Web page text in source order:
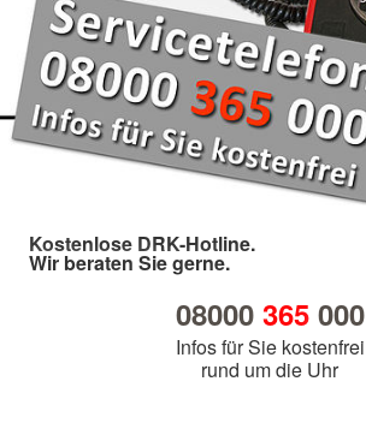
Kostenlose DRK-Hotline.
Wir beraten Sie gerne.
08000 365000
Infos für Sie kostenfrei
rund um die Uhr